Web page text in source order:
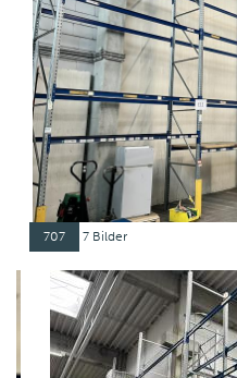
707 7 Bilder